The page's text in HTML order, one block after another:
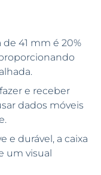
de 41 mm é 20%
e receber
dados móveis
e durável, a caixa
um visual